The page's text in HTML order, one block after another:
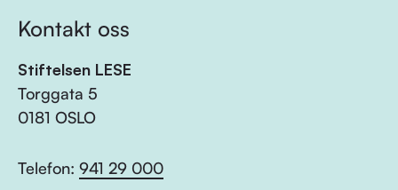
Kontakt oss
Stiftelsen LESE
Torggata 5
0181 OSLO
Telefon: 941 29 000